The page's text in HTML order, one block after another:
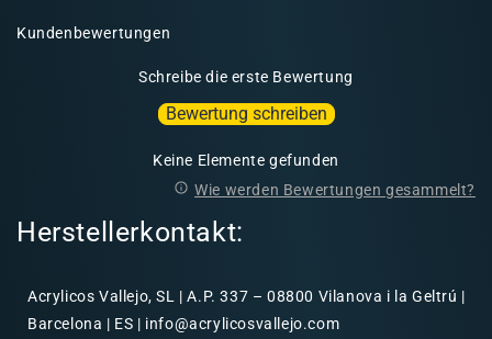
Kundenbewertungen
Schreibe die erste Bewertung
Bewertung schreiben
Keine Elemente gefunden
Wie werden Bewertungen gesammelt?
Herstellerkontakt:
Acrylicos Vallejo, SL | A.P. 337 – 08800 Vilanova i la Geltrú |
Barcelona | ES | info@acrylicosvallejo.com